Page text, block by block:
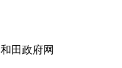
和田政府网